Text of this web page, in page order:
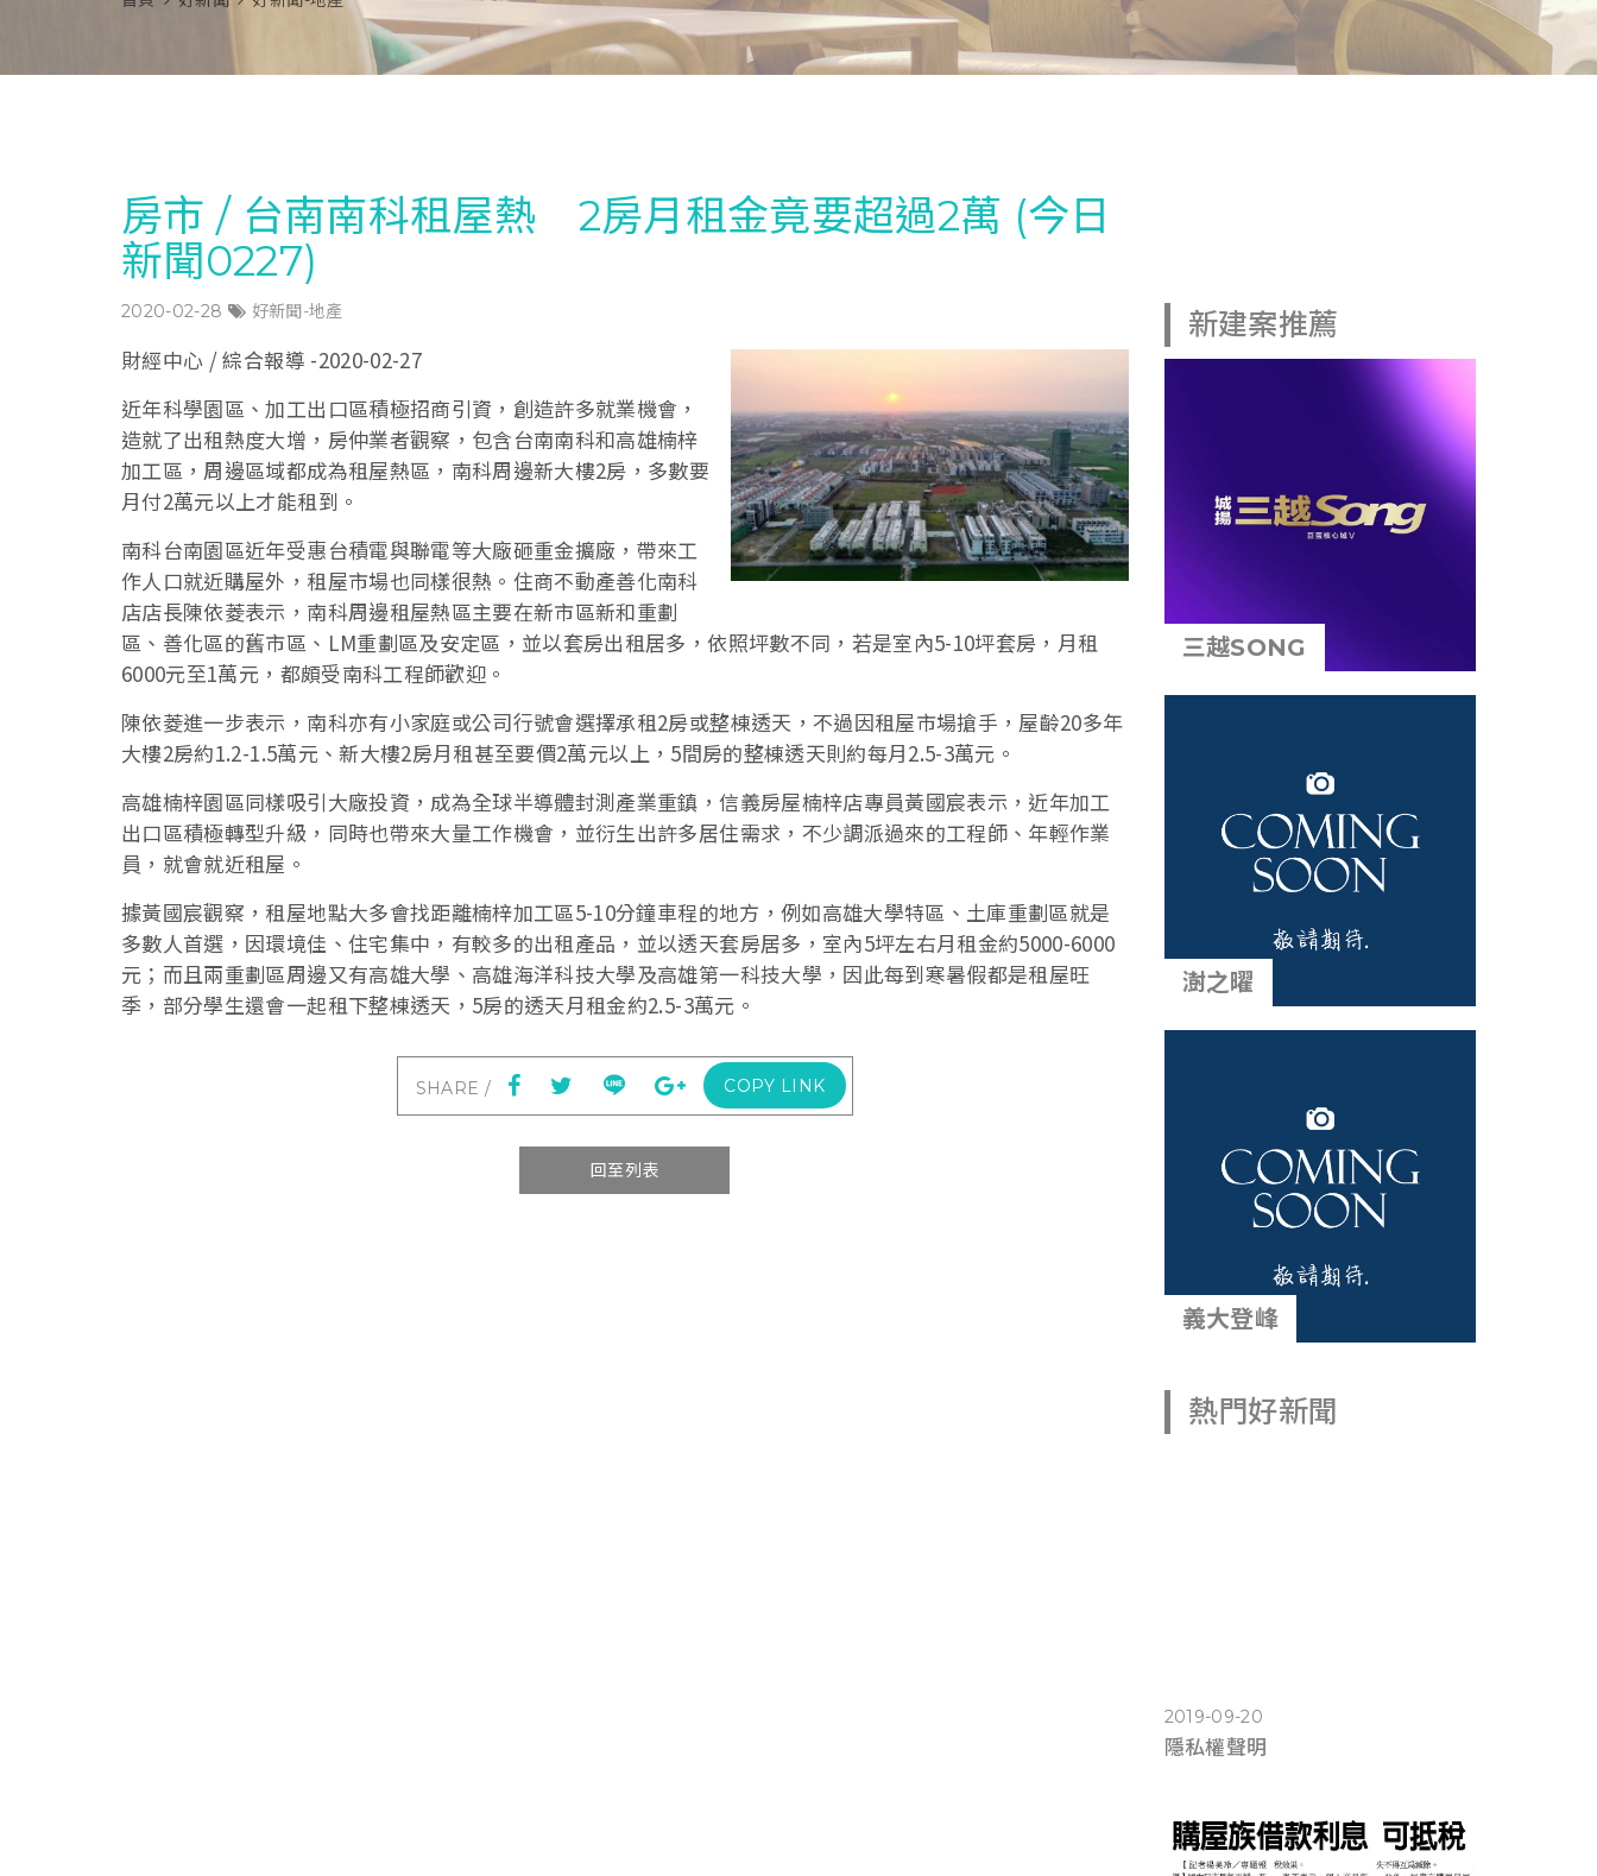
房市 / 台南南科租屋熱 2房月租金竟要超過2萬 (今日
新聞0227)
2020-02-28 好新聞-地產
財經中心 / 綜合報導 -2020-02-27
近年科學園區、加工出口區積極招商引資，創造許多就業機會，
造就了出租熱度大增，房仲業者觀察，包含台南南科和高雄楠梓
加工區，周邊區域都成為租屋熱區，南科周邊新大樓2房，多數要
月付2萬元以上才能租到。
南科台南園區近年受惠台積電與聯電等大廠砸重金擴廠，帶來工
作人口就近購屋外，租屋市場也同樣很熱。住商不動產善化南科
店店長陳依菱表示，南科周邊租屋熱區主要在新市區新和重劃
區、善化區的舊市區、LM重劃區及安定區，並以套房出租居多，依照坪數不同，若是室內5-10坪套房，月租
6000元至1萬元，都頗受南科工程師歡迎。
陳依菱進一步表示，南科亦有小家庭或公司行號會選擇承租2房或整棟透天，不過因租屋市場搶手，屋齡20多年
大樓2房約1.2-1.5萬元、新大樓2房月租甚至要價2萬元以上，5間房的整棟透天則約每月2.5-3萬元。
高雄楠梓園區同樣吸引大廠投資，成為全球半導體封測產業重鎮，信義房屋楠梓店專員黃國宸表示，近年加工
出口區積極轉型升級，同時也帶來大量工作機會，並衍生出許多居住需求，不少調派過來的工程師、年輕作業
員，就會就近租屋。
據黃國宸觀察，租屋地點大多會找距離楠梓加工區5-10分鐘車程的地方，例如高雄大學特區、土庫重劃區就是
多數人首選，因環境佳、住宅集中，有較多的出租產品，並以透天套房居多，室內5坪左右月租金約5000-6000
元；而且兩重劃區周邊又有高雄大學、高雄海洋科技大學及高雄第一科技大學，因此每到寒暑假都是租屋旺
季，部分學生還會一起租下整棟透天，5房的透天月租金約2.5-3萬元。
COPY LINK
回至列表
新建案推薦
三越SONG
澍之曜
義大登峰
熱門好新聞
2019-09-20
隱私權聲明